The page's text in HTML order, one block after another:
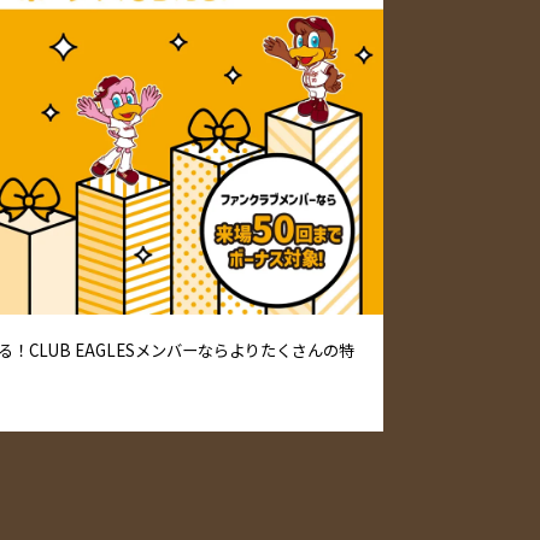
！CLUB EAGLESメンバーならよりたくさんの特